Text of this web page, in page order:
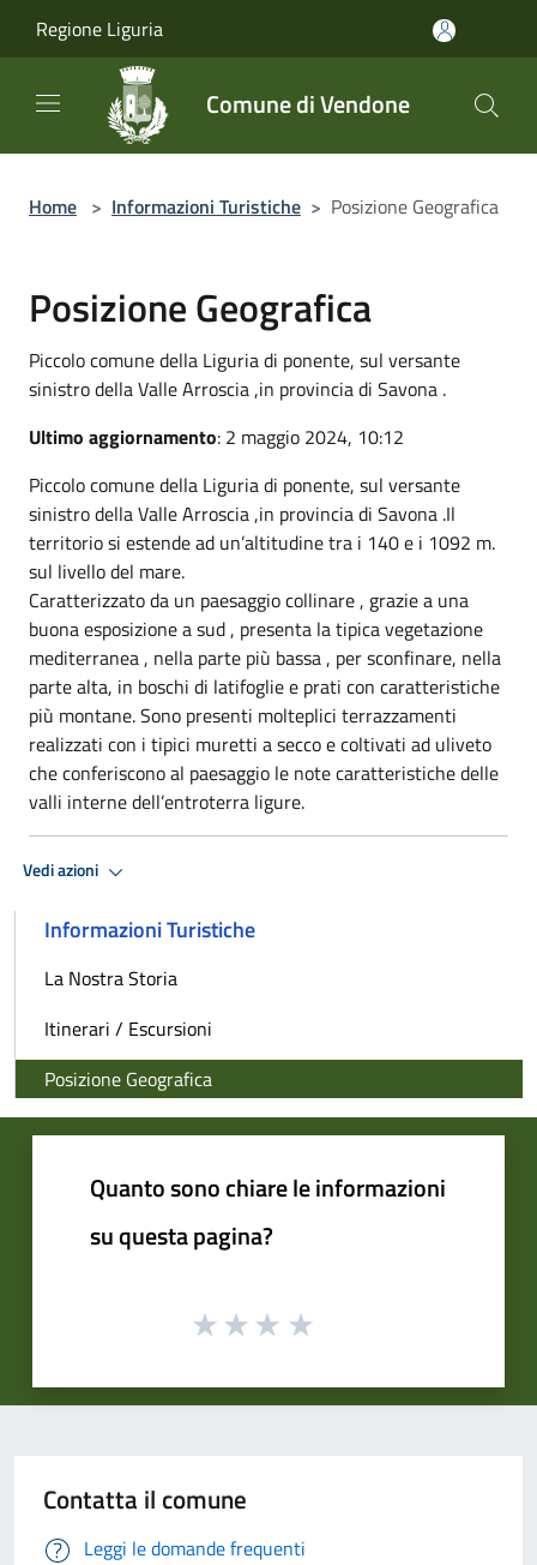
Regione Liguria
Comune di Vendone
Home > Informazioni Turistiche > Posizione Geografica
Posizione Geografica
Piccolo comune della Liguria di ponente, sul versante
sinistro della Valle Arroscia ,in provincia di Savona .
Ultimo aggiornamento: 2 maggio 2024, 10:12
Piccolo comune della Liguria di ponente, sul versante
sinistro della Valle Arroscia ,in provincia di Savona .Il
territorio si estende ad un’altitudine tra i 140 e i 1092 m.
sul livello del mare.
Caratterizzato da un paesaggio collinare , grazie a una
buona esposizione a sud , presenta la tipica vegetazione
mediterranea , nella parte più bassa , per sconfinare, nella
parte alta, in boschi di latifoglie e prati con caratteristiche
più montane. Sono presenti molteplici terrazzamenti
realizzati con i tipici muretti a secco e coltivati ad uliveto
che conferiscono al paesaggio le note caratteristiche delle
valli interne dell’entroterra ligure.
Vedi azioni
Informazioni Turistiche
La Nostra Storia
Itinerari / Escursioni
Posizione Geografica
Quanto sono chiare le informazioni
su questa pagina?
Contatta il comune
Leggi le domande frequenti